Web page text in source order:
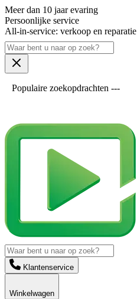
Meer dan 10 jaar evaring
Persoonlijke service
All-in-service: verkoop en reparatie
Populaire zoekopdrachten ---
Klantenservice
Winkelwagen